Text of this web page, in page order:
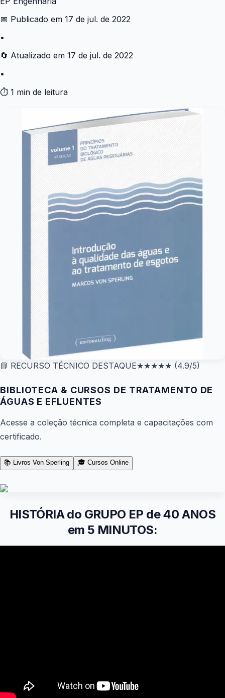
📅 Publicado em 17 de jul. de 2022
•
🔄 Atualizado em 17 de jul. de 2022
•
⏱ 1 min de leitura
📘 RECURSO TÉCNICO DESTAQUE★★★★★ (4.9/5)
BIBLIOTECA & CURSOS DE TRATAMENTO DE
ÁGUAS E EFLUENTES
Acesse a coleção técnica completa e capacitações com
certificado.
📚 Livros Von Sperling 🎓 Cursos Online
HISTÓRIA do GRUPO EP de 40 ANOS
em 5 MINUTOS: